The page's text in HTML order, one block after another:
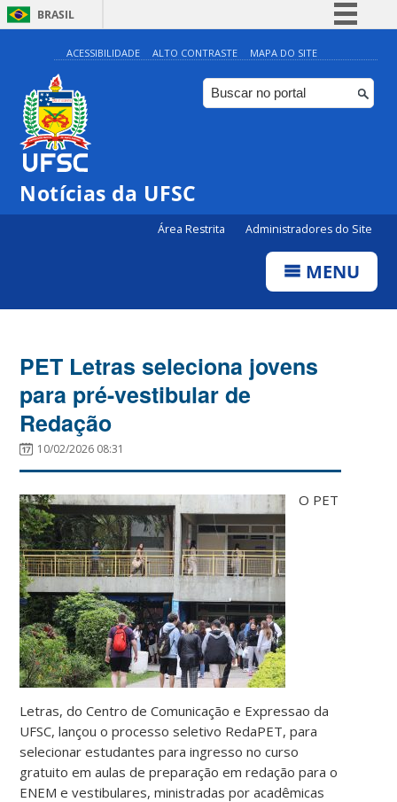
BRASIL
Simplifique!
Comunica BR
Participe
ACESSIBILIDADE ALTO CONTRASTE MAPA DO SITE
Notícias da UFSC
Área Restrita Administradores do Site
MENU
PET Letras seleciona jovens
para pré-vestibular de
Redação
10/02/2026 08:31
O PET
Letras, do Centro de Comunicação e Expressao da
UFSC, lançou o processo seletivo RedaPET, para
selecionar estudantes para ingresso no curso
gratuito em aulas de preparação em redação para o
ENEM e vestibulares, ministradas por acadêmicas